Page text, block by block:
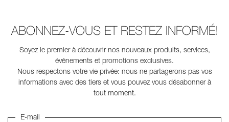
ABONNEZ-VOUS ET RESTEZ INFORMÉ!
Soyez le premier à découvrir nos nouveaux produits, services,
événements et promotions exclusives.
Nous respectons votre vie privée: nous ne partagerons pas vos
informations avec des tiers et vous pouvez vous désabonner à
tout moment.
E-mail